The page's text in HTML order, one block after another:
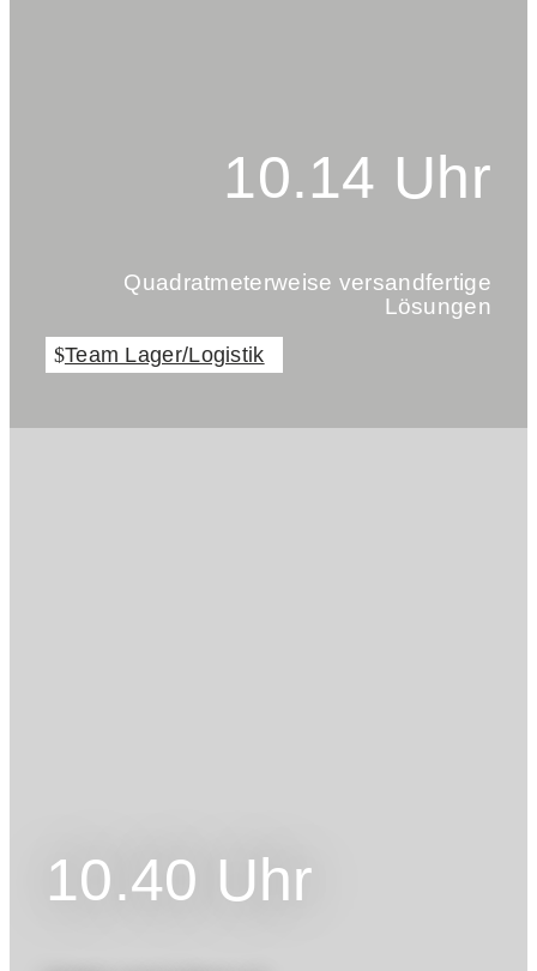
10.14 Uhr
Quadratmeterweise versandfertige
Lösungen
Team Lager/Logistik
10.40 Uhr